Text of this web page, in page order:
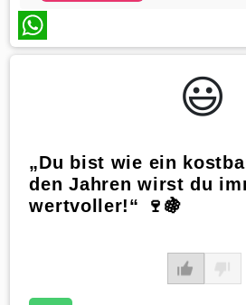
WhatsApp
😃️
„Du bist wie ein
den Jahren wirst du
wertvoller!“ 🍷🍇